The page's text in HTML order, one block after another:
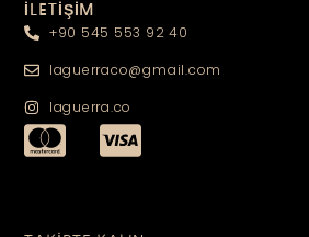
İLETİŞİM
+90 545 553 92 40
laguerraco@gmail.com
laguerra.co